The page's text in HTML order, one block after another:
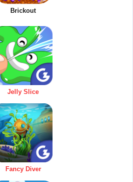
Brickout
Jelly Slice
Fancy Diver